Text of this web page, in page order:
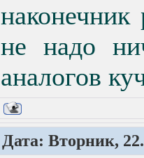
не надо
аналогов
Дата: Вторник,